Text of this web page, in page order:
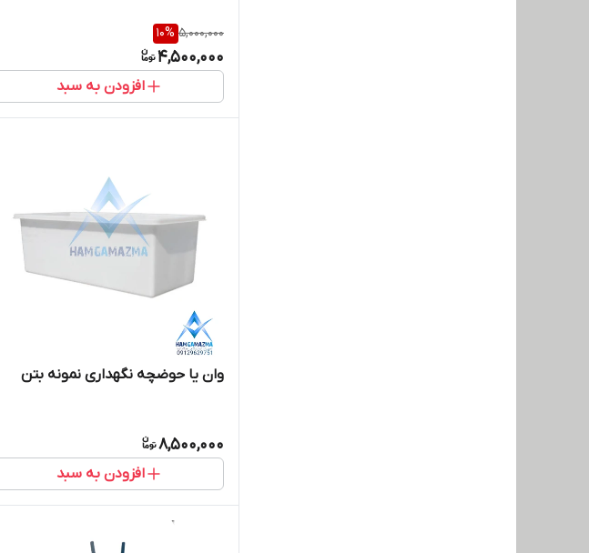
5,000,000
10%
4,500,000
افزودن به سبد
وان یا حوضچه نگهداری نمونه بتن
8,500,000
افزودن به سبد